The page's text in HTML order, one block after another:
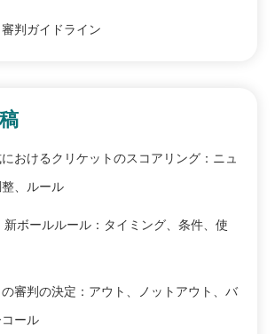
判ガイドライン
おけるクリケットのスコアリング：ニュ
、ルール
新ボールルール：タイミング、条件、使
審判の決定：アウト、ノットアウト、バ
ール